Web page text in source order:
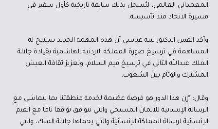
المعمداني العالمي، ليُسجل بذلك سابقة تاريخية كأول سفير في
مسيرة الاتحاد منذ تأسيسه.
وأكد القس الدكتور نبيه عباسي أن هذه المهمه الجديد سيتيح له
المساهمة في ترسيخ صورة المملكة الاردنية الهاشمية بقيادة جلالة
الملك عبدالله الثاني في ترسيخ قيم السلام، وتعزيز ثقافة العيش
المشترك والوئام بين الشعوب.
وقال: “إن هذا الدور هو فرصة عظيمة لخدمة منطقتنا بما يتماشى مع
الرسالة الإنسانية للايمان المسيحي والتي تتوافق توافقا تاما مع القيم
الإنسانية لرسالة المملكة الإنسانية والتي يحملها جلالة الملك، والتي